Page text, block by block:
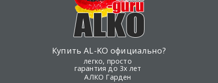
Купить AL-KO официально?
легко, просто
гарантия до 3х лет
АЛКО Гарден